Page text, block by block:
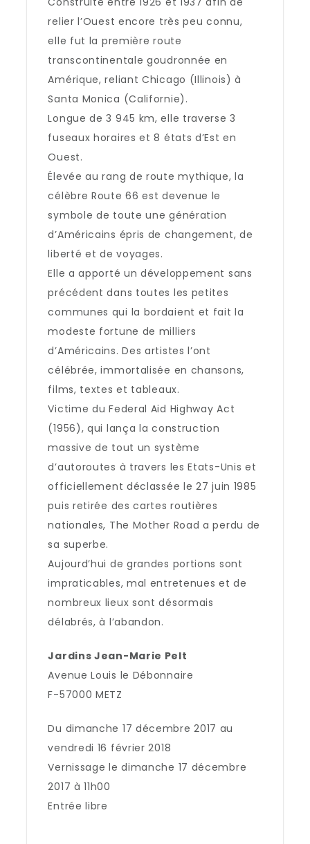
relier l’Ouest encore très peu connu,
elle fut la première route
transcontinentale goudronnée en
Amérique, reliant Chicago (Illinois) à
Santa Monica (Californie).
Longue de 3 945 km, elle traverse 3
fuseaux horaires et 8 états d’Est en
Ouest.
Élevée au rang de route mythique, la
célèbre Route 66 est devenue le
symbole de toute une génération
d’Américains épris de changement, de
liberté et de voyages.
Elle a apporté un développement sans
précédent dans toutes les petites
communes qui la bordaient et fait la
modeste fortune de milliers
d’Américains. Des artistes l’ont
célébrée, immortalisée en chansons,
films, textes et tableaux.
Victime du Federal Aid Highway Act
(1956), qui lança la construction
massive de tout un système
d’autoroutes à travers les Etats-Unis et
officiellement déclassée le 27 juin 1985
puis retirée des cartes routières
nationales, The Mother Road a perdu de
sa superbe.
Aujourd’hui de grandes portions sont
impraticables, mal entretenues et de
nombreux lieux sont désormais
délabrés, à l’abandon.
Jardins Jean-Marie Pelt
Avenue Louis le Débonnaire
F-57000 METZ
Du dimanche 17 décembre 2017 au
vendredi 16 février 2018
Vernissage le dimanche 17 décembre
2017 à 11h00
Entrée libre